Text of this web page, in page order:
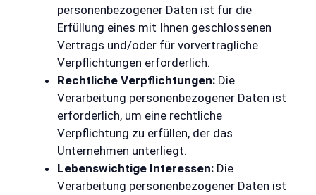
personenbezogener Daten ist für die
Erfüllung eines mit Ihnen geschlossenen
Vertrags und/oder für vorvertragliche
Verpflichtungen erforderlich.
Rechtliche Verpflichtungen: Die
Verarbeitung personenbezogener Daten ist
erforderlich, um eine rechtliche
Verpflichtung zu erfüllen, der das
Unternehmen unterliegt.
Lebenswichtige Interessen: Die
Verarbeitung personenbezogener Daten ist